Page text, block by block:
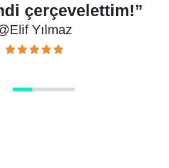
çerçevelettim!”
Yılmaz